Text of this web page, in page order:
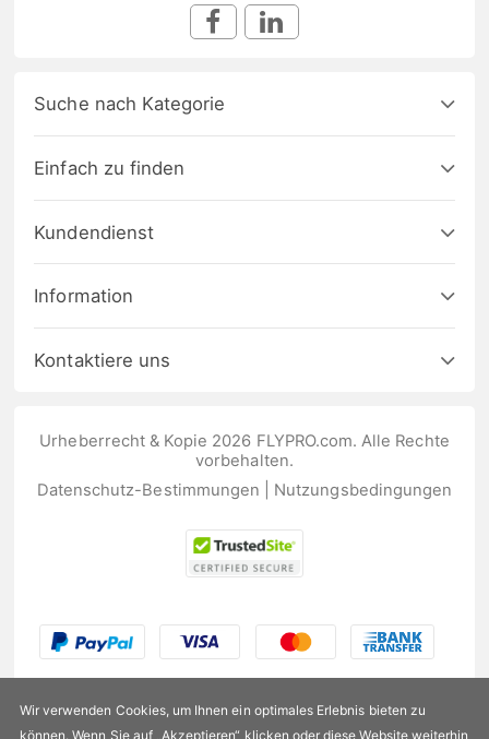
Suche nach Kategorie
Einfach zu finden
Kundendienst
Information
Kontaktiere uns
Urheberrecht & Kopie 2026 FLYPRO.com. Alle Rechte
vorbehalten.
Datenschutz-Bestimmungen
Nutzungsbedingungen
Wir verwenden Cookies, um Ihnen ein optimales Erlebnis bieten zu
können. Wenn Sie auf „Akzeptieren“ klicken oder diese Website weiterhin